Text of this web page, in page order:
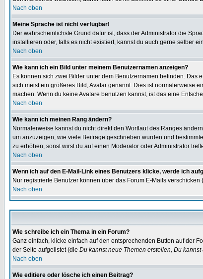
Nach oben
Meine Sprache ist nicht verfügbar!
Der wahrscheinlichste Grund dafür ist, dass der Administrator die
installieren oder, falls es nicht existiert, kannst du auch gerne selber
Nach oben
Wie kann ich ein Bild unter meinem Benutzernamen anzeigen?
Es können sich zwei Bilder unter dem Benutzernamen befinden.
sich meist ein größeres Bild, Avatar genannt. Dies ist normalerweise
machen. Wenn du keine Avatare benutzen kannst, ist das eine
Nach oben
Wie kann ich meinen Rang ändern?
Normalerweise kannst du nicht direkt den Wortlaut des Ranges
um anzuzeigen, wie viele Beiträge geschrieben wurden und
zu erhöhen, sonst wirst du auf einen Moderator oder Administrator
Nach oben
Wenn ich auf den E-Mail-Link eines Benutzers klicke, werde ich
Nur registrierte Benutzer können über das Forum E-Mails
Nach oben
Wie schreibe ich ein Thema in ein Forum?
Ganz einfach, klicke einfach auf den entsprechenden Button auf der
der Seite aufgelistet (die Du kannst neue Themen erstellen, Du
Nach oben
Wie editiere oder lösche ich einen Beitrag?